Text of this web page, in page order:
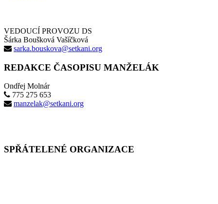
VEDOUCÍ PROVOZU DS
Šárka Boušková Vašíčková
sarka.bouskova@setkani.org
REDAKCE ČASOPISU MANŽELÁK
Ondřej Molnár
775 275 653
manzelak@setkani.org
SPŘÁTELENÉ ORGANIZACE